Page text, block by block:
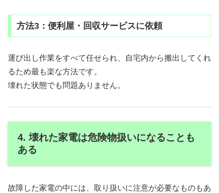
方法3：便利屋・回収サービスに依頼
運び出し作業をすべて任せられ、自宅内から搬出してくれ
るため最も楽な方法です。
壊れた状態でも問題ありません。
4. 壊れた家電は危険物扱いになることも
ある
故障した家電の中には、取り扱いに注意が必要なものもあ